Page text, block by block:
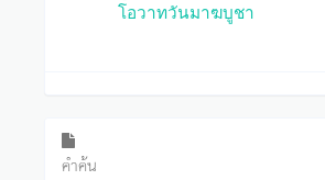
โอวาทวันมาฆบูชา
คำค้น